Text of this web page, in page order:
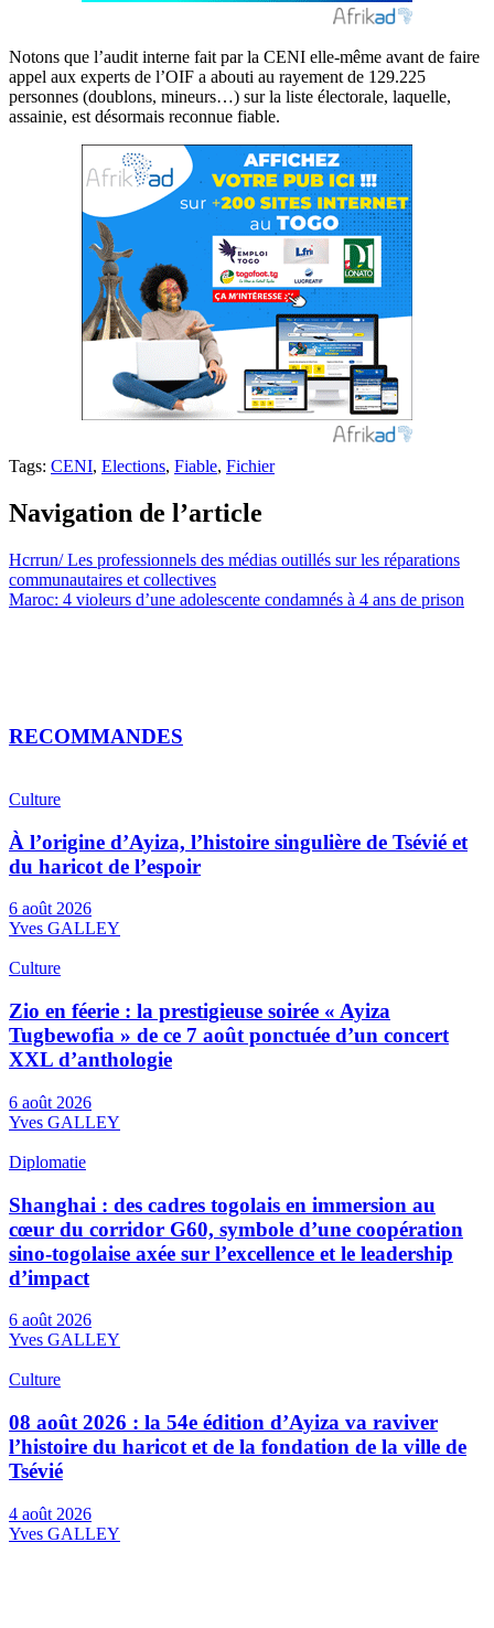
Notons que l’audit interne fait par la CENI elle-même avant de faire
appel aux experts de l’OIF a abouti au rayement de 129.225
personnes (doublons, mineurs…) sur la liste électorale, laquelle,
assainie, est désormais reconnue fiable.
Tags: CENI, Elections, Fiable, Fichier
Navigation de l’article
Hcrrun/ Les professionnels des médias outillés sur les réparations
communautaires et collectives
Maroc: 4 violeurs d’une adolescente condamnés à 4 ans de prison
RECOMMANDES
Culture
À l’origine d’Ayiza, l’histoire singulière de Tsévié et
du haricot de l’espoir
6 août 2026
Yves GALLEY
Culture
Zio en féerie : la prestigieuse soirée « Ayiza
Tugbewofia » de ce 7 août ponctuée d’un concert
XXL d’anthologie
6 août 2026
Yves GALLEY
Diplomatie
Shanghai : des cadres togolais en immersion au
cœur du corridor G60, symbole d’une coopération
sino-togolaise axée sur l’excellence et le leadership
d’impact
6 août 2026
Yves GALLEY
Culture
08 août 2026 : la 54e édition d’Ayiza va raviver
l’histoire du haricot et de la fondation de la ville de
Tsévié
4 août 2026
Yves GALLEY